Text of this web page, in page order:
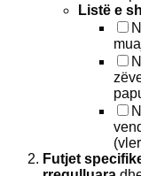
Listë e
Futjet